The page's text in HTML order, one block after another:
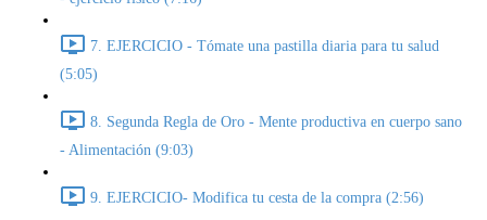
7. EJERCICIO - Tómate una pastilla diaria para tu salud
(5:05)
8. Segunda Regla de Oro - Mente productiva en cuerpo sano
- Alimentación (9:03)
9. EJERCICIO- Modifica tu cesta de la compra (2:56)